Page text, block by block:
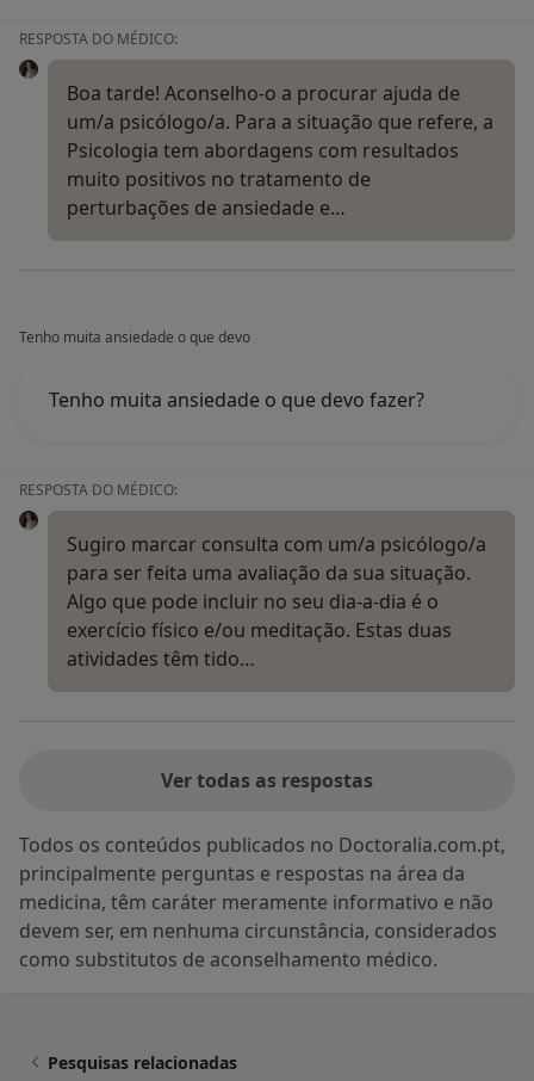
RESPOSTA DO MÉDICO:
Boa tarde! Aconselho-o a procurar ajuda de
um/a psicólogo/a. Para a situação que refere, a
Psicologia tem abordagens com resultados
muito positivos no tratamento de
perturbações de ansiedade e…
Tenho muita ansiedade o que devo
Tenho muita ansiedade o que devo fazer?
RESPOSTA DO MÉDICO:
Sugiro marcar consulta com um/a psicólogo/a
para ser feita uma avaliação da sua situação.
Algo que pode incluir no seu dia-a-dia é o
exercício físico e/ou meditação. Estas duas
atividades têm tido…
Ver todas as respostas
Todos os conteúdos publicados no Doctoralia.com.pt,
principalmente perguntas e respostas na área da
medicina, têm caráter meramente informativo e não
devem ser, em nenhuma circunstância, considerados
como substitutos de aconselhamento médico.
Pesquisas relacionadas